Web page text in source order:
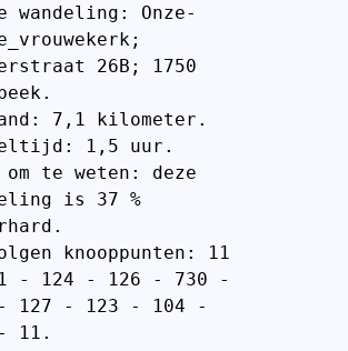
wandeling: Onze-
26B; 1750
7,1 kilometer.
1,5 uur.
om te weten: deze
is 37 %
knooppunten: 11
- 124 - 126 - 730 -
127 - 123 - 104 -
11.